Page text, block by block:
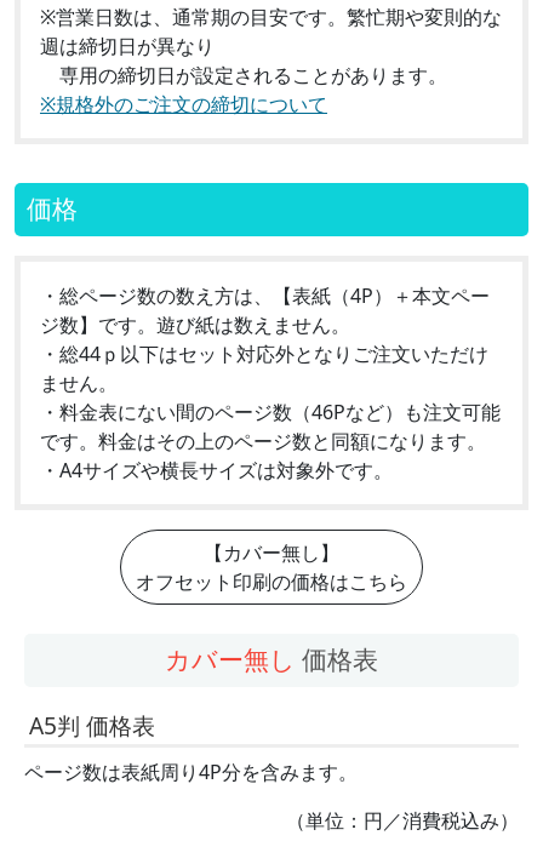
※営業日数は、通常期の目安です。繁忙期や変則的な
週は締切日が異なり
専用の締切日が設定されることがあります。
※規格外のご注文の締切について
価格
・総ページ数の数え方は、【表紙（4P）＋本文ペー
ジ数】です。遊び紙は数えません。
・総44ｐ以下はセット対応外となりご注文いただけ
ません。
・料金表にない間のページ数（46Pなど）も注文可能
です。料金はその上のページ数と同額になります。
・A4サイズや横長サイズは対象外です。
【カバー無し】
オフセット印刷の価格はこちら
カバー無し 価格表
A5判 価格表
ページ数は表紙周り4P分を含みます。
（単位：円／消費税込み）